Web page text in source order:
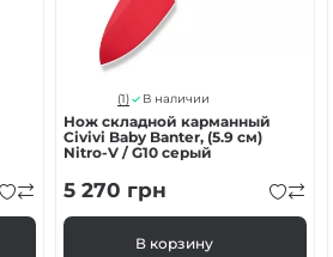
(1) В наличии
Нож складной карманный
Civivi Baby Banter, (5.9 см)
Nitro-V / G10 серый
5 270 грн
В корзину